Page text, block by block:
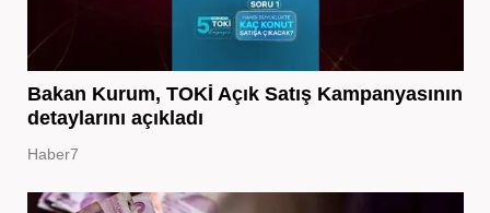
Bakan Kurum, TOKİ Açık Satış Kampanyasının
detaylarını açıkladı
Haber7